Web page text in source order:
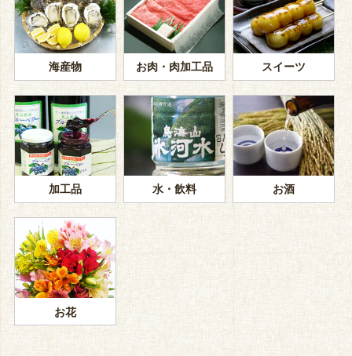
海産物 お肉・肉加工品 スイーツ
加工品 水・飲料 お酒
お花